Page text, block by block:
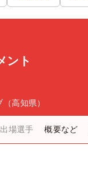
ント
高知県）
出場選手 概要など